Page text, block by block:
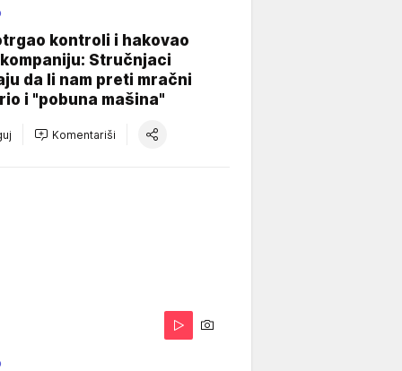
kontroli i hakovao
Stručnjaci
da li nam preti mračni
i "pobuna mašina"
Komentariši